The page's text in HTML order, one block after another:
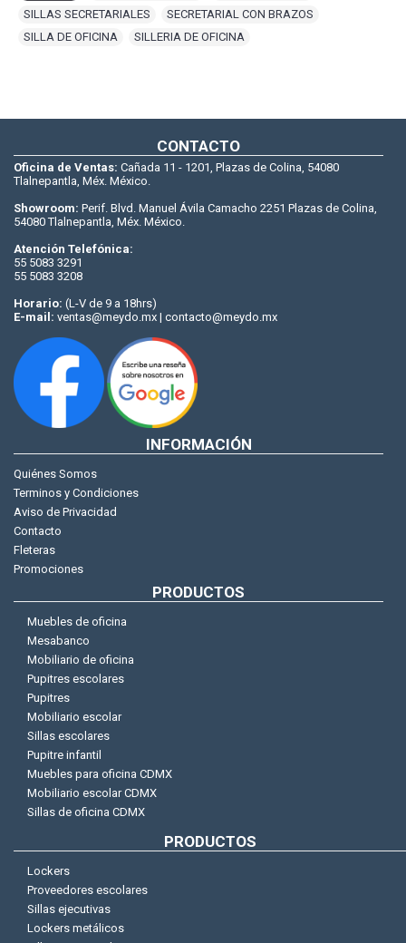
SILLAS SECRETARIALES
SECRETARIAL CON BRAZOS
SILLA DE OFICINA
SILLERIA DE OFICINA
CONTACTO
Oficina de Ventas: Cañada 11 - 1201, Plazas de Colina, 54080
Tlalnepantla, Méx. México.
Showroom: Perif. Blvd. Manuel Ávila Camacho 2251 Plazas de Colina,
54080 Tlalnepantla, Méx. México.
Atención Telefónica:
55 5083 3291
55 5083 3208
Horario: (L-V de 9 a 18hrs)
E-mail: ventas@meydo.mx | contacto@meydo.mx
INFORMACIÓN
Quiénes Somos
Terminos y Condiciones
Aviso de Privacidad
Contacto
Fleteras
Promociones
PRODUCTOS
Muebles de oficina
Mesabanco
Mobiliario de oficina
Pupitres escolares
Pupitres
Mobiliario escolar
Sillas escolares
Pupitre infantil
Muebles para oficina CDMX
Mobiliario escolar CDMX
Sillas de oficina CDMX
PRODUCTOS
Lockers
Proveedores escolares
Sillas ejecutivas
Lockers metálicos